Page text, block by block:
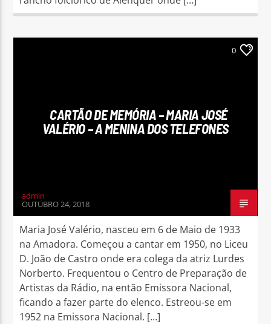
0
CARTÃO DE MEMÓRIA – MARIA JOSÉ
VALÉRIO – A MENINA DOS TELEFONES
admin
OUTUBRO 24, 2018
Maria José Valério, nasceu em 6 de Maio de 1933
na Amadora. Começou a cantar em 1950, no Liceu
D. João de Castro onde era colega da atriz Lurdes
Norberto. Frequentou o Centro de Preparação de
Artistas da Rádio, na então Emissora Nacional,
ficando a fazer parte do elenco. Estreou-se em
1952 na Emissora Nacional. […]